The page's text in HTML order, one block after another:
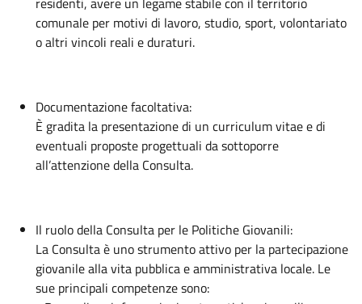
comunale per motivi di lavoro, studio, sport, volontariato
o altri vincoli reali e duraturi.
Documentazione facoltativa:
È gradita la presentazione di un curriculum vitae e di
eventuali proposte progettuali da sottoporre
all’attenzione della Consulta.
Il ruolo della Consulta per le Politiche Giovanili:
La Consulta è uno strumento attivo per la partecipazione
giovanile alla vita pubblica e amministrativa locale. Le
sue principali competenze sono: